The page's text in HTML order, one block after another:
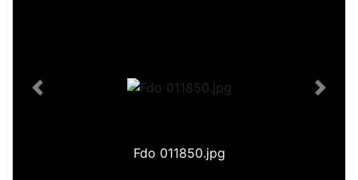
Fdo 011850.jpg
Previous Next